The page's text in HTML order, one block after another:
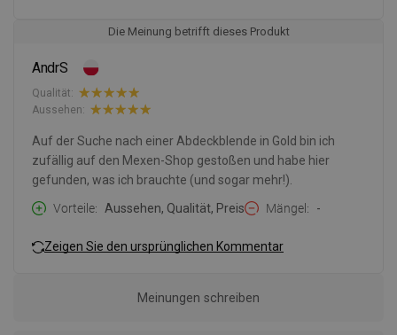
Die Meinung betrifft dieses Produkt
AndrS
Qualität:
Aussehen:
Auf der Suche nach einer Abdeckblende in Gold bin ich
zufällig auf den Mexen-Shop gestoßen und habe hier
gefunden, was ich brauchte (und sogar mehr!).
Vorteile
Aussehen, Qualität, Preis Mängel -
Zeigen Sie den ursprünglichen Kommentar
Meinungen schreiben